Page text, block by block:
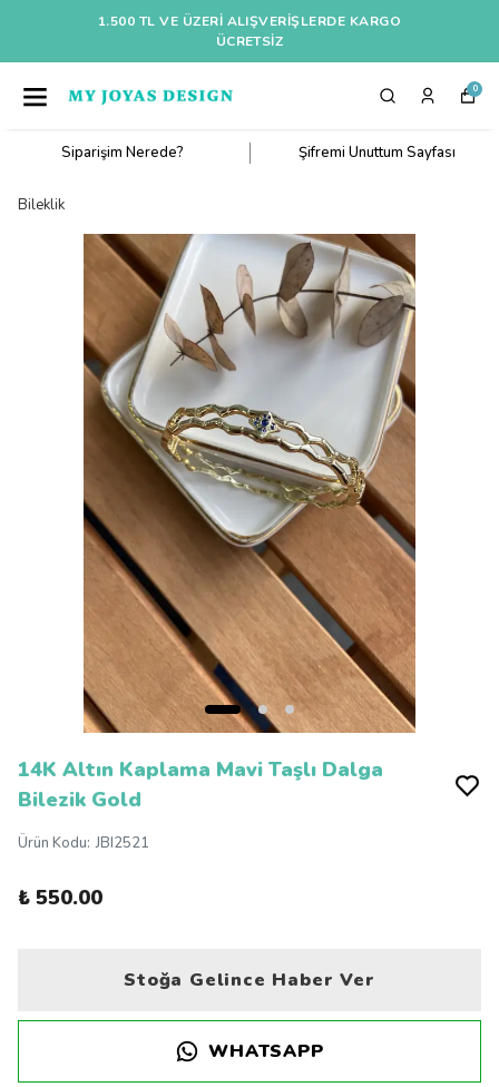
1.500 TL VE ÜZERI ALIŞVERIŞLERDE KARGO
ÜCRETSİZ
0
Siparişim Nerede? Şifremi Unuttum Sayfası
Bileklik
14K Altın Kaplama Mavi Taşlı Dalga
Bilezik Gold
Ürün Kodu: JBI2521
₺ 550.00
Stoğa Gelince Haber Ver
WHATSAPP